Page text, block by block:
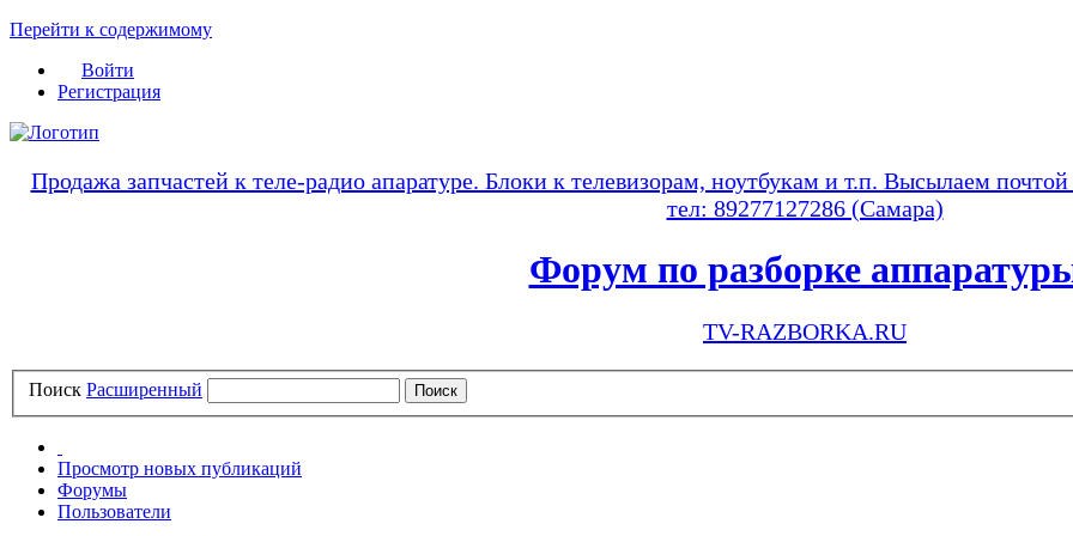
Перейти к содержимому
Войти
Регистрация
Продажа запчастей к теле-радио апаратуре. Блоки к телевизорам, ноутбукам и т.п. Высылаем
тел: 89277127286 (Самара)
Форум по разборке
TV-RAZBORKA.RU
Поиск Расширенный
Просмотр новых публикаций
Форумы
Пользователи